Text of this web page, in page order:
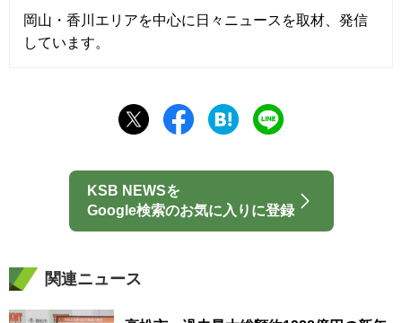
岡山・香川エリアを中心に日々ニュースを取材、発信
しています。
KSB NEWSを
Google検索のお気に入りに登録
関連ニュース